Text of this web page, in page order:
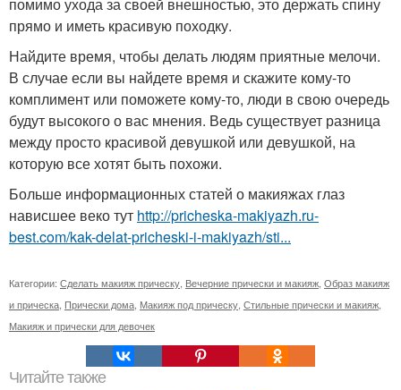
прямо и иметь красивую походку.
Найдите время, чтобы делать людям приятные мелочи.
В случае если вы найдете время и скажите кому-то
комплимент или поможете кому-то, люди в свою очередь
будут высокого о вас мнения. Ведь существует разница
между просто красивой девушкой или девушкой, на
которую все хотят быть похожи.
Больше информационных статей о макияжах глаз
нависшее веко тут http://pricheska-makiyazh.ru-
best.com/kak-delat-pricheski-i-makiyazh/sti...
Категории: Сделать макияж прическу Вечерние прически и макияж Образ макияж
и прическа Прически дома Макияж под прическу Стильные прически и макияж
Макияж и прически для девочек
Читайте также